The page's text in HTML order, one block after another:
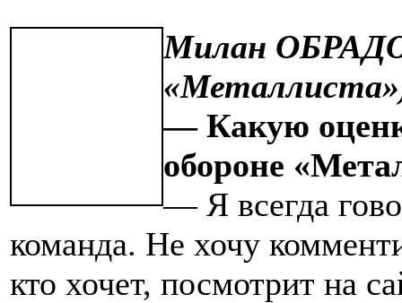
Милан
— Какую
обороне
— Я всегда
команда. Не хочу
кто хочет, посмотрит на